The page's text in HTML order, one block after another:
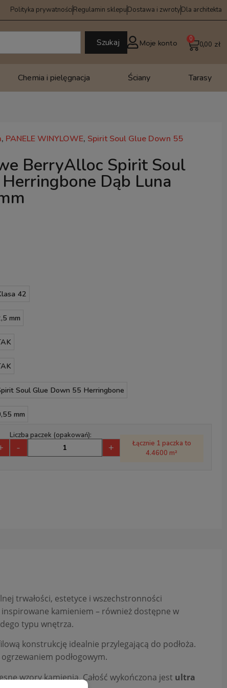
Polityka prywatnościRegulamin sklepuDostawa i zwrotyDla architekta
Szukaj Moje konto 0,00 zł
0
Chemia i pielęgnacja Ściany Tarasy
, PANELE WINYLOWE, Spirit Soul Glue Down 55
BerryAlloc Spirit Soul
Dąb Luna
42
mm
Soul Glue Down 55 Herringbone
mm
Liczba paczek (opakowań):
- +
Łącznie 1 paczka to
4.4600 m²
trwałości, estetyce i wszechstronności
kamieniem – również dostępne w
typu wnętrza.
konstrukcję idealnie przylegającą do podłoża.
podłogowym.
wzory kamienia. Całość wykończona jest ultra